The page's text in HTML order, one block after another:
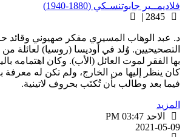
جابوتنسـكي (1880-1940)
2845 |
عبد الوهاب المسيري مفكر صهيوني وقائد
وُلد في أوديسا (روسيا) لعائلة
الفقر لموت العائل (الأب). وكان اهتمامه
ينظر إليها من الخارج، ولم تكن له معرفة
بعد وطالب بأن تُكتَب بحروف لاتينية.
الاحد PM 03:47
2021-05-